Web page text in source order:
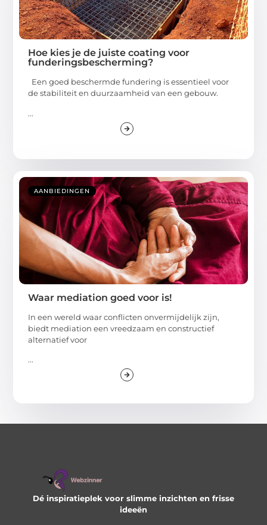
Hoe kies je de juiste coating voor
funderingsbescherming?
Een goed beschermde fundering is essentieel voor
de stabiliteit en duurzaamheid van een gebouw.
...
AANBIEDINGEN
Waar mediation goed voor is!
In een wereld waar conflicten onvermijdelijk zijn,
biedt mediation een vreedzaam en constructief
alternatief voor
...
Dé inspiratieplek voor slimme inzichten en frisse
ideeën